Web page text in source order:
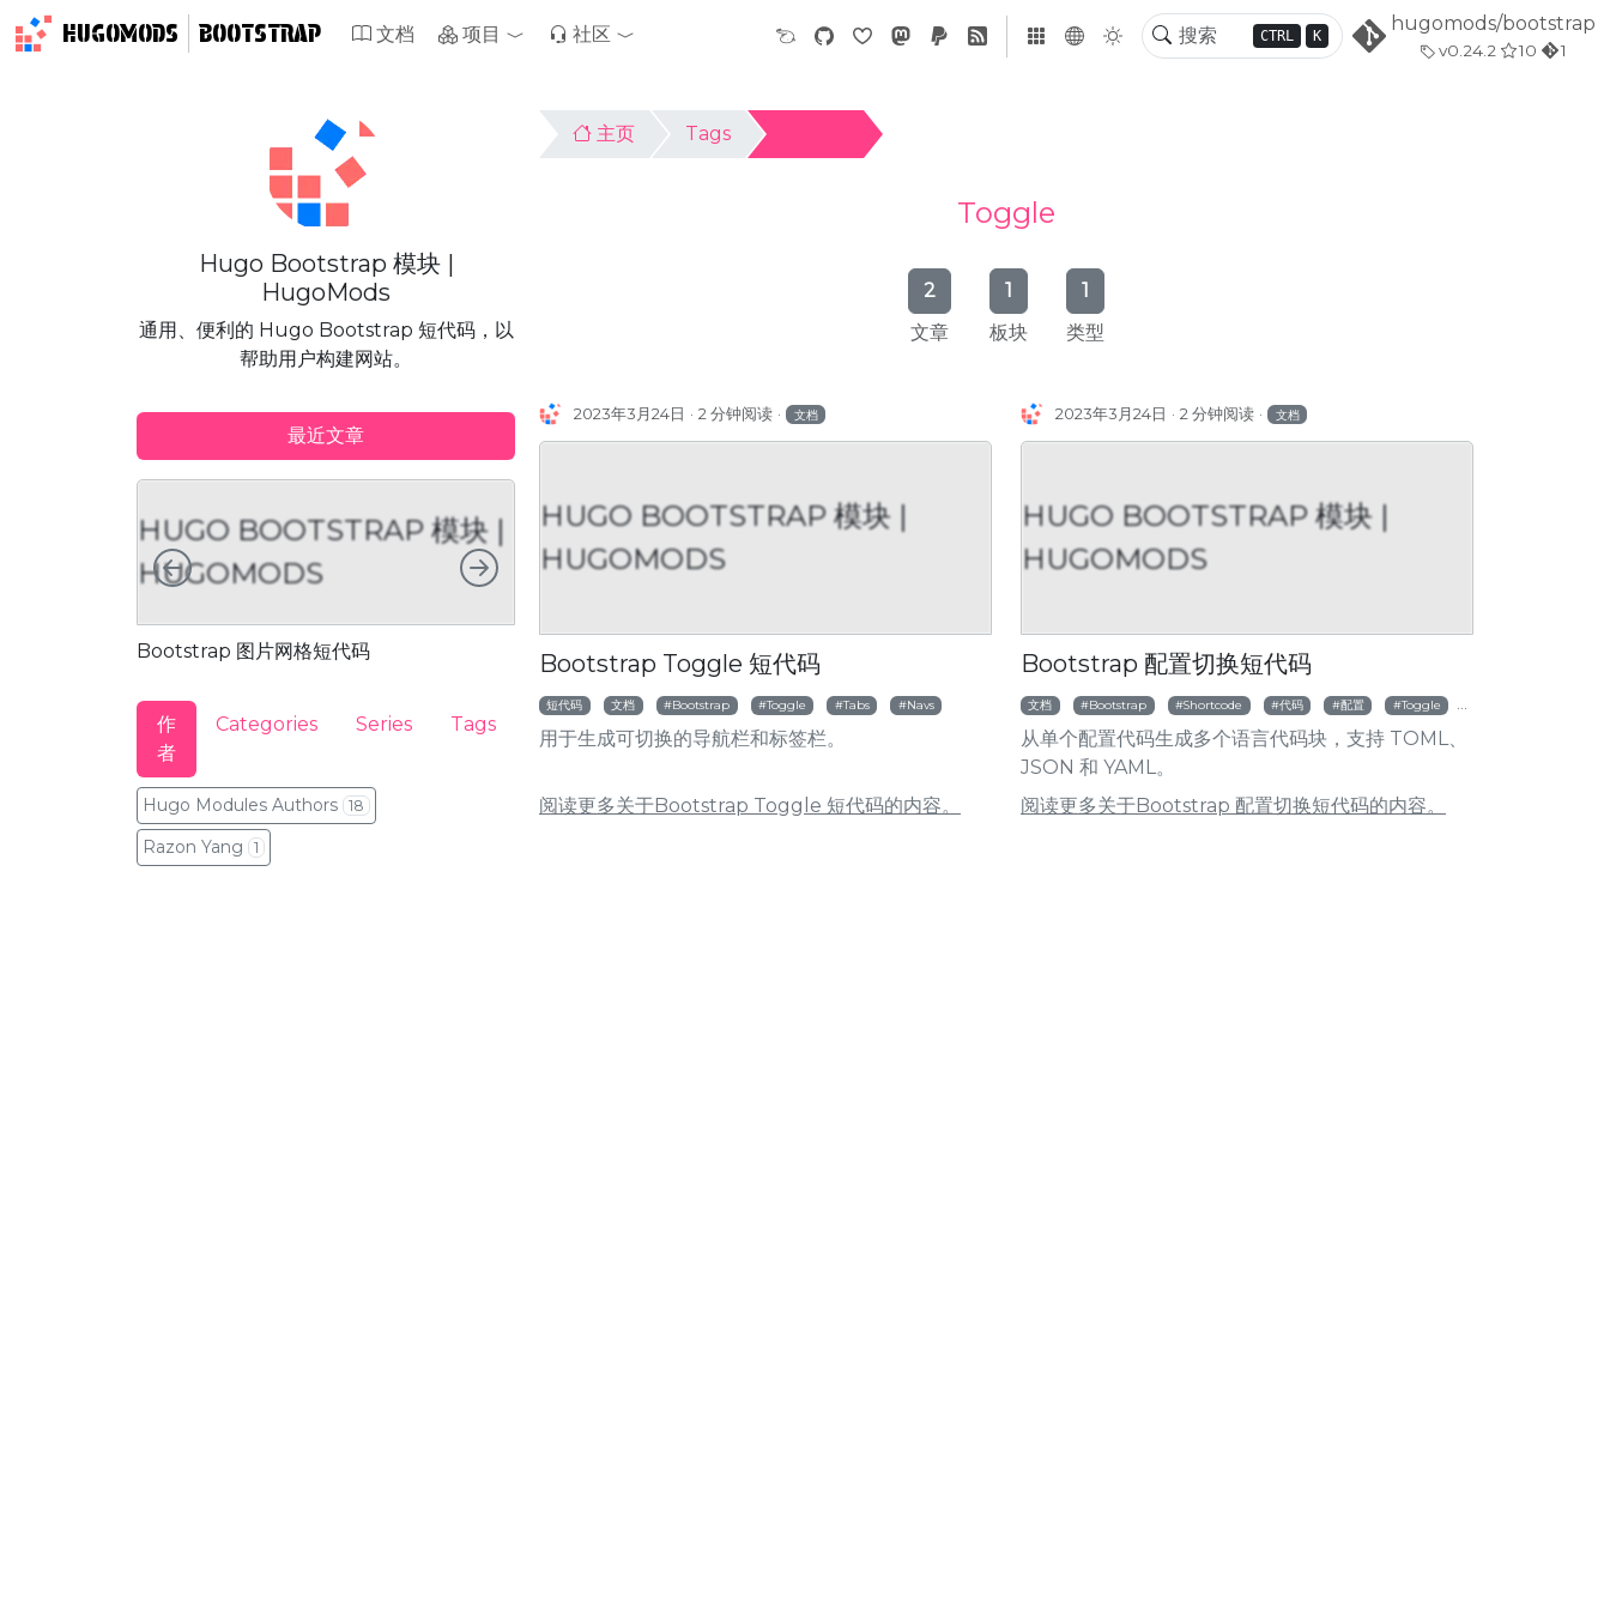
HUGOMODS BOOTSTRAP CTRL K
hugomods/bootstrap
v0.24.2 10 1
文档 项目 社区
主页 Tags
Toggle
2
文章
1
板块
1
类型
2023年3月24日 2 分钟阅读 文档
HUGO BOOTSTRAP 模块 |
HUGOMODS
Bootstrap Toggle 短代码
短代码 文档 Bootstrap Toggle Tabs Navs
用于生成可切换的导航栏和标签栏。
阅读更多关于Bootstrap Toggle 短代码的内容。
2023年3月24日 2 分钟阅读 文档
HUGO BOOTSTRAP 模块 |
HUGOMODS
Bootstrap 配置切换短代码
文档 Bootstrap Shortcode 代码 配置 Toggle
从单个配置代码生成多个语言代码块，支持 TOML、
JSON 和 YAML。
阅读更多关于Bootstrap 配置切换短代码的内容。
Hugo Bootstrap 模块 |
HugoMods
通用、便利的 Hugo Bootstrap 短代码，以
帮助用户构建网站。
最近文章
HUGO BOOTSTRAP 模块 |
HUGOMODS
Bootstrap 图片网格短代码
HUGO BOOTSTRAP 模块 |
HUGOMODS
Bootstrap 手风琴短代码
HUGO BOOTSTRAP 模块 |
HUGOMODS
Bootstrap 文章卡片短代码
HUGO BOOTSTRAP 模
Bootstrap 网格行短代码
向左 向右
作
者
Categories Series Tags
Hugo Modules Authors 18
Razon Yang 1